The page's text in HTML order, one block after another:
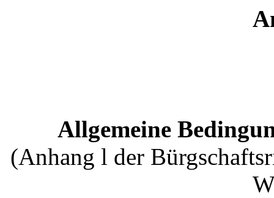
Allgemeine
(Anhang l der